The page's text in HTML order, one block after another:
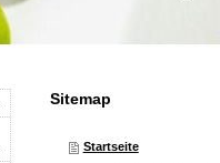
Sitemap
Startseite